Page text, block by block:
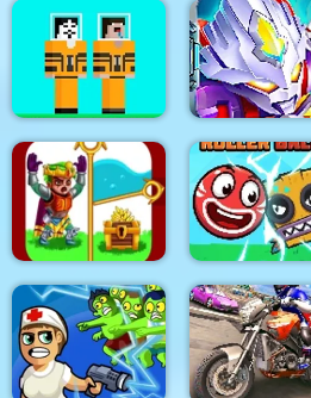
Mega City Stunts
Noob vs Hacker Diver
Suit
Ninja Robo Hero
Love and Treasure
Quest
Roller Ball 6 :
Bounce Ball 6